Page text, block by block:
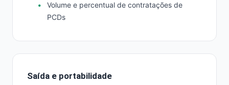
Volume e percentual de contratações de
PCDs
Saída e portabilidade